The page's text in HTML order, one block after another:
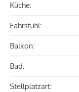
Küche:
Fahrstuhl:
Balkon:
Bad:
Stellplatzart: